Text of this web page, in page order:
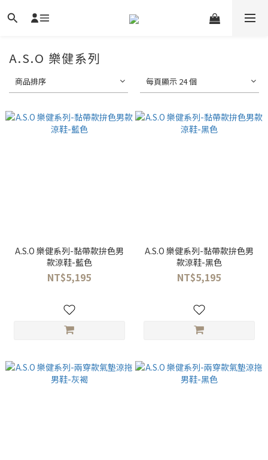
A.S.O 樂健系列
商品排序 每頁顯示 24 個
A.S.O 樂健系列-黏帶款拚色男
款涼鞋-藍色
NT$5,195
A.S.O 樂健系列-黏帶款拚色男
款涼鞋-黑色
NT$5,195